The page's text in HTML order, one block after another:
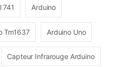
741 Arduino
Tm1637 Arduino Uno
Capteur Infrarouge Arduino